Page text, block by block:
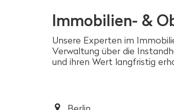
Immobilien- &
Unsere Experten im
Verwaltung über die
und ihren Wert langfristig